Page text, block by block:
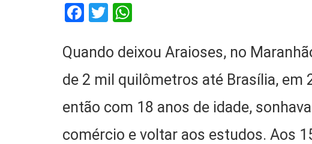
Facebook
Twitter
Quando deixou Araioses, no
de 2 mil quilômetros até Brasília, em
então com 18 anos de idade,
comércio e voltar aos estudos. Aos